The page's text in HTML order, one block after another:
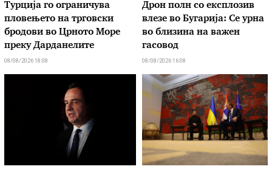
Турција го ограничува
пловењето на трговски
бродови во Црното Море
преку Дарданелите
08/08/2026 18:08
Дрон полн со експлозив
влезе во Бугарија: Се урна
во близина на важен
гасовод
08/08/2026 16:08